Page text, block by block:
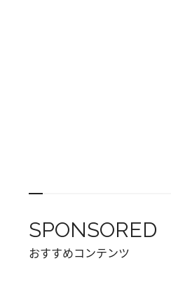
SPONSORED
おすすめコンテンツ